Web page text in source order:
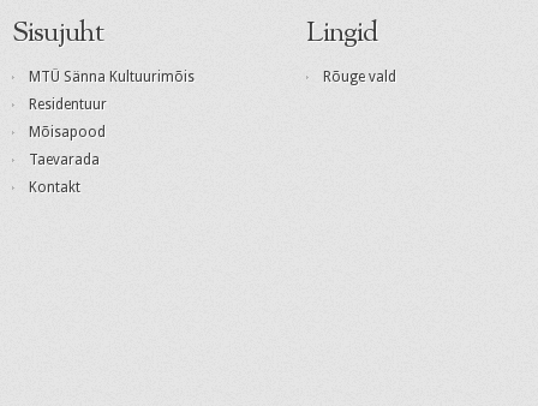
Sisujuht
MTÜ Sänna Kultuurimõis
Residentuur
Mõisapood
Taevarada
Kontakt
Lingid
Rõuge vald